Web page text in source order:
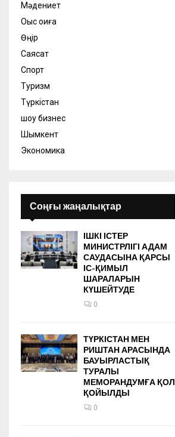
Мәдениет
Оқыс оқиға
Өңір
Саясат
Спорт
Туризм
Түркістан
шоу бизнес
Шымкент
Экономика
Соңғы жаңалықтар
ІШКІ ІСТЕР
МИНИСТРЛІГІ АДАМ
САУДАСЫНА ҚАРСЫ
ІС-ҚИМЫЛ
ШАРАЛАРЫН
КҮШЕЙТУДЕ
0
ТҮРКІСТАН МЕН
РИШТАН АРАСЫНДА
БАУЫРЛАСТЫҚ
ТУРАЛЫ
МЕМОРАНДУМҒА ҚОЛ
ҚОЙЫЛДЫ
0